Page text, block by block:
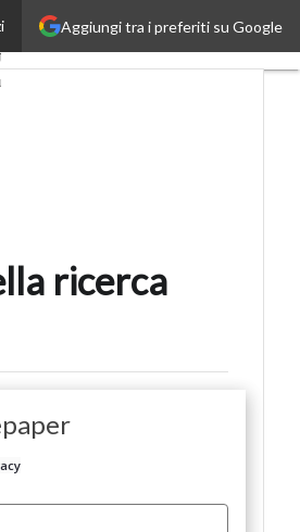
Aggiungi tra i preferiti su Google
ricerca